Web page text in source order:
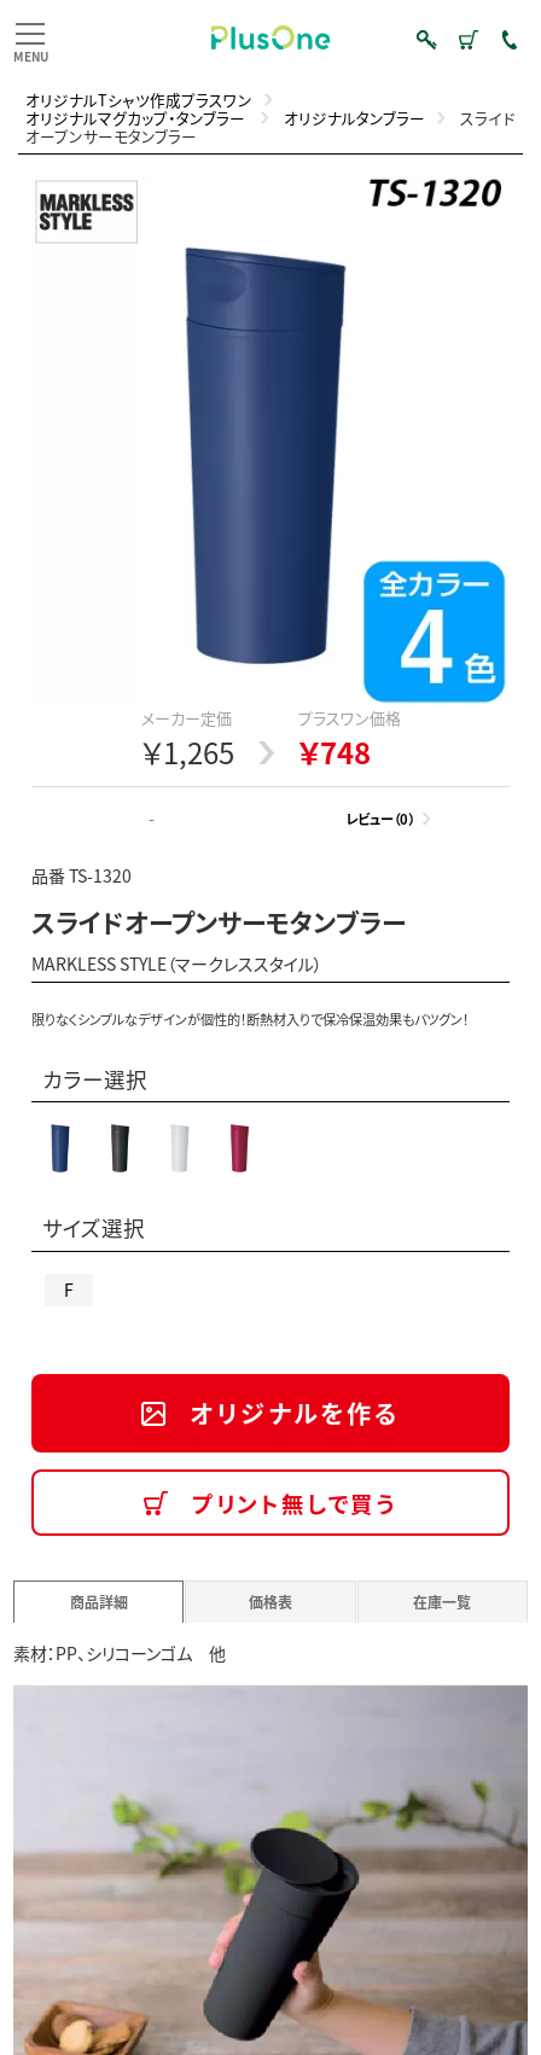
オリジナルTシャツ作成プラスワン
オリジナルマグカップ・タンブラー オリジナルタンブラー スライド
オープンサーモタンブラー
メーカー定価
￥1,265
プラスワン価格
￥748
- レビュー（0）
品番 TS-1320
スライドオープンサーモタンブラー
MARKLESS STYLE（マークレススタイル）
限りなくシンプルなデザインが個性的！断熱材入りで保冷保温効果もバツグン！
カラー選択
サイズ選択
F
オリジナルを作る
プリント無しで買う
商品詳細 価格表 在庫一覧
素材：PP、シリコーンゴム 他